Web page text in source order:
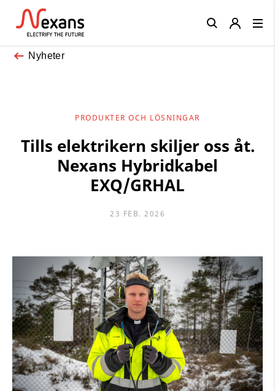
Nyheter
PRODUKTER OCH LÖSNINGAR
Tills elektrikern skiljer oss åt.
Nexans Hybridkabel
EXQ/GRHAL
23 FEB. 2026
Close